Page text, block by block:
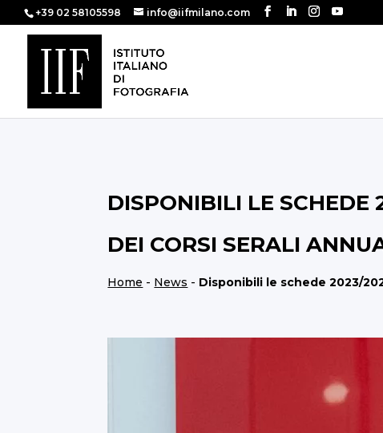
+39 02 58105598 info@iifmilano.com
DISPONIBILI LE SCHEDE
DEI CORSI SERALI
Home - News - Disponibili le schede 2023/